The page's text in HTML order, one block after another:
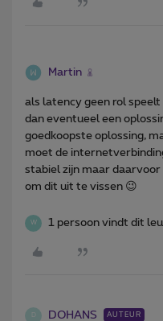
Martin
als latency geen rol
dan eventueel een
goedkoopste oplossing,
moet de
stabiel zijn maar
om dit uit te vissen 😉
W 1 persoon vindt dit
D DOHANS AUTEUR